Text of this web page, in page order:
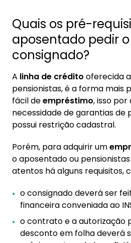
Quais os pré-
aposentado pedir
consignado?
A linha de crédito oferecida
pensionistas, é a forma mais
fácil deempréstimo, isso por
necessidade de garantias de
possui restrição cadastral.
Porém, para adquirir um
o aposentado ou
atentos há alguns requisitos,
o consignado deverá ser
financeira conveniada ao
o contrato e a autorização
desconto em folha deverá